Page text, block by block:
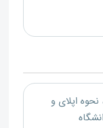
نحوه اپلای و